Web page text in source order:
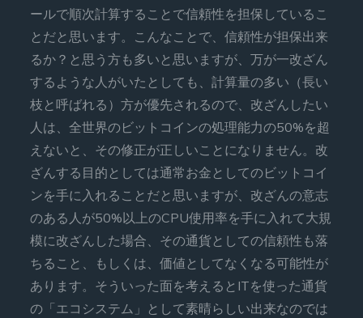
ールで順次計算することで信頼性を担保しているこ
とだと思います。こんなことで、信頼性が担保出来
るか？と思う方も多いと思いますが、万が一改ざん
するような人がいたとしても、計算量の多い（長い
枝と呼ばれる）方が優先されるので、改ざんしたい
人は、全世界のビットコインの処理能力の50%を超
えないと、その修正が正しいことになりません。改
ざんする目的としては通常お金としてのビットコイ
ンを手に入れることだと思いますが、改ざんの意志
のある人が50%以上のCPU使用率を手に入れて大規
模に改ざんした場合、その通貨としての信頼性も落
ちること、もしくは、価値としてなくなる可能性が
あります。そういった面を考えるとITを使った通貨
の「エコシステム」として素晴らしい出来なのでは